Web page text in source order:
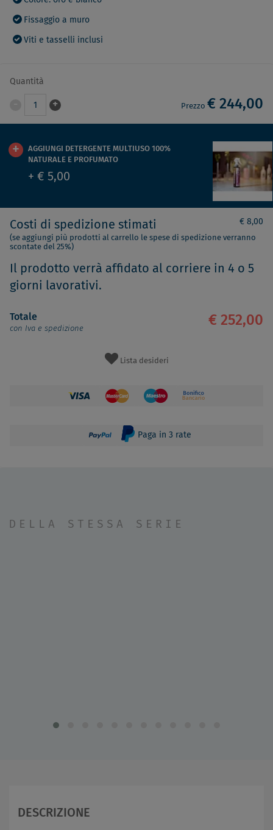
Fissaggio a muro
Viti e tasselli inclusi
Quantità
1 + Prezzo € 244,00
AGGIUNGI DETERGENTE MULTIUSO 100%
NATURALE E PROFUMATO
+ € 5,00
Costi di spedizione stimati € 8,00
(se aggiungi più prodotti al carrello le spese di spedizione verranno
scontate del 25%)
Il prodotto verrà affidato al corriere in 4 o 5
giorni lavorativi.
Totale
con Iva e spedizione
€ 252,00
Lista desideri
Paga in 3 rate
DELLA STESSA SERIE
DESCRIZIONE